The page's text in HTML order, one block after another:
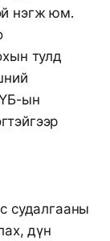
нэгж юм.
тулд
ын
судалгааны
дүн